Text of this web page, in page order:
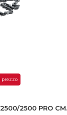
prezzo
2500/2500 PRO